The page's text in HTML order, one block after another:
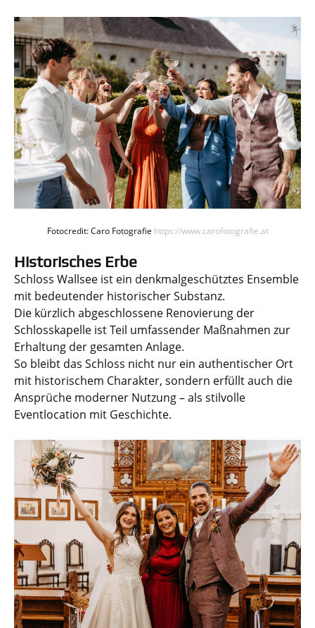
Fotocredit: Caro Fotografie https://www.carofotografie.at
Historisches Erbe
Schloss Wallsee ist ein denkmalgeschütztes Ensemble
mit bedeutender historischer Substanz.
Die kürzlich abgeschlossene Renovierung der
Schlosskapelle ist Teil umfassender Maßnahmen zur
Erhaltung der gesamten Anlage.
So bleibt das Schloss nicht nur ein authentischer Ort
mit historischem Charakter, sondern erfüllt auch die
Ansprüche moderner Nutzung – als stilvolle
Eventlocation mit Geschichte.